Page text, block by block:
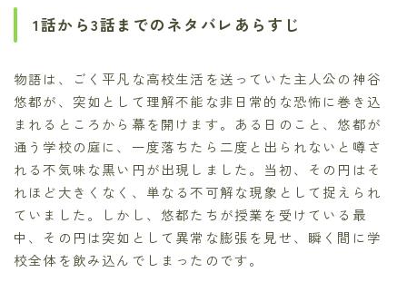
1話から3話までのネタバレあらすじ
物語は、ごく平凡な高校生活を送っていた主人公の神谷
悠都が、突如として理解不能な非日常的な恐怖に巻き込
まれるところから幕を開けます。ある日のこと、悠都が
通う学校の庭に、一度落ちたら二度と出られないと噂さ
れる不気味な黒い円が出現しました。当初、その円はそ
れほど大きくなく、単なる不可解な現象として捉えられ
ていました。しかし、悠都たちが授業を受けている最
中、その円は突如として異常な膨張を見せ、瞬く間に学
校全体を飲み込んでしまったのです。